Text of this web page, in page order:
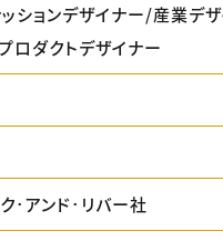
ションデザイナー/産業デ
ロダクトデザイナー
･アンド･リバー社